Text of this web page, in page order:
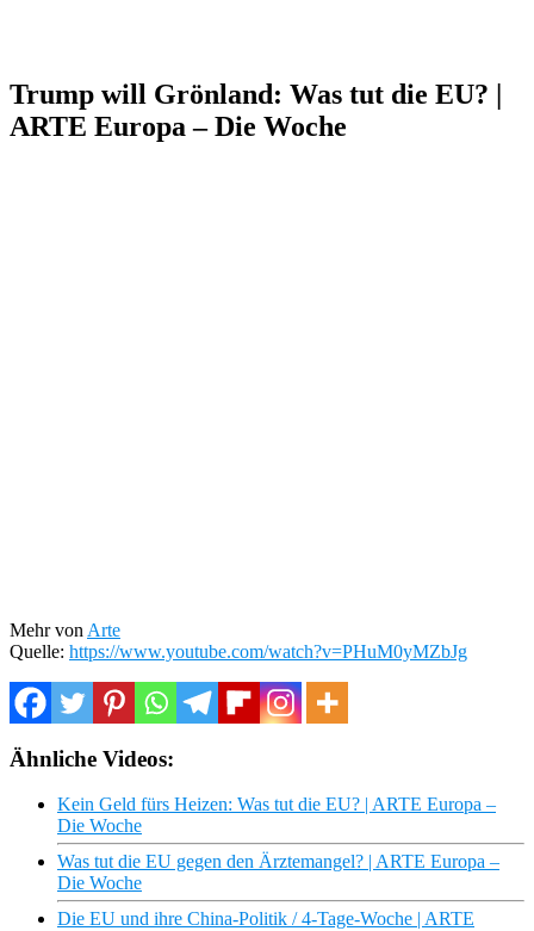
Trump will Grönland: Was tut die EU? |
ARTE Europa – Die Woche
Mehr von Arte
Quelle: https://www.youtube.com/watch?v=PHuM0yMZbJg
Ähnliche Videos:
Kein Geld fürs Heizen: Was tut die EU? | ARTE Europa –
Die Woche
Was tut die EU gegen den Ärztemangel? | ARTE Europa –
Die Woche
Die EU und ihre China-Politik / 4-Tage-Woche | ARTE